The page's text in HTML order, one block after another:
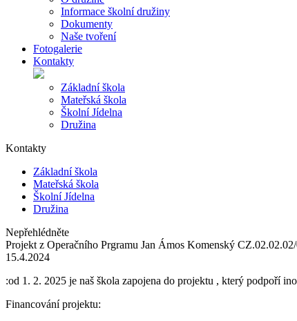
Informace školní družiny
Dokumenty
Naše tvoření
Fotogalerie
Kontakty
Základní škola
Mateřská škola
Školní Jídelna
Družina
Kontakty
Základní škola
Mateřská škola
Školní Jídelna
Družina
Nepřehlédněte
Projekt z Operačního Prgramu Jan Ámos Komenský
15.4.2024
:od 1. 2. 2025 je naš škola zapojena do projektu , který podpoří
Financování projektu: